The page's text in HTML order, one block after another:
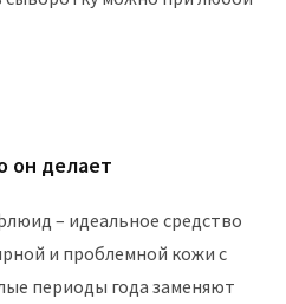
он делает
– идеальное средство
и проблемной кожи с
периоды года заменяют